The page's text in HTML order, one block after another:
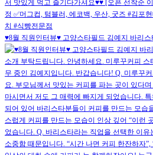
♥️8월 직원인터뷰♥️ 고양스타필드 김예지 바리